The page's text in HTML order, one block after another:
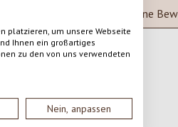
platzieren, um unsere Webseite
Ihnen ein großartiges
zu den von uns verwendeten
Nein, anpassen
anderen
Keine